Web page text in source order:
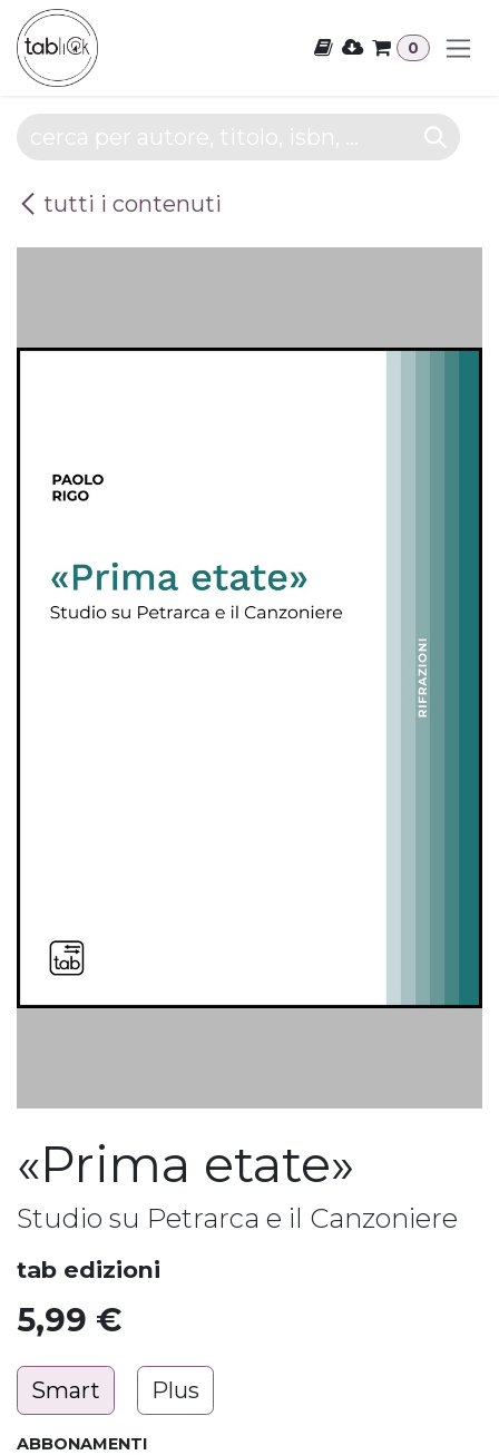
Passa al contenuto
0
tutti i contenuti
«Prima etate»
Studio su Petrarca e il Canzoniere
tab edizioni
5,99 €
Smart Plus
ABBONAMENTI